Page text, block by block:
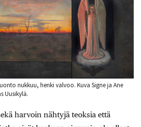
nukkuu, henki valvoo. Kuva Signe ja Ane
Uusikylä.
harvoin nähtyjä teoksia että